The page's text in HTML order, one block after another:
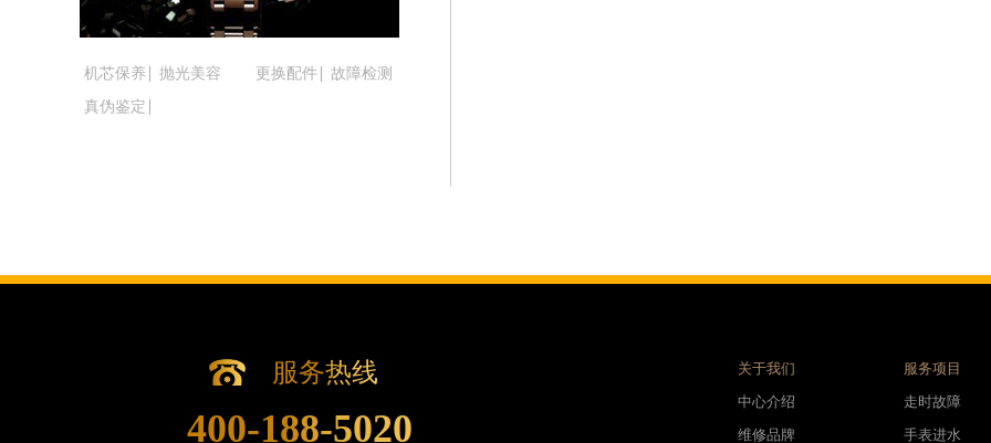
辽宁省本溪市平山区胜利路腕表时光售后服务中心（需提前预约）
辽宁省铁岭市银州区南马路腕表时光售后服务中心（需提前预约）
辽宁省营口市站前区市府路与渤海大街交叉口腕表时光售后服务中心（需提前预约）
辽宁省沈阳市沈河区中街路137号亨得利名表维修授权店1楼腕表时光售后服务中心（需提前预约）
机芯保养 抛光美容 更换配件
故障检测
真伪鉴定
服务热线
400-188-5020
关于我们
中心介绍
维修品牌
服务项目
走时故障
手表进水